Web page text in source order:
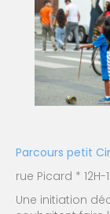
Parcours petit
rue Picard * 12H-
Une initiation